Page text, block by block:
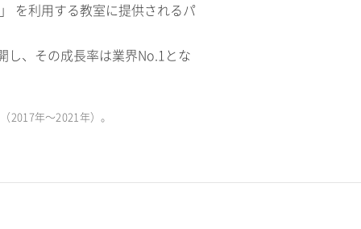
を利用する教室に提供されるパ
し、その成長率は業界No.1とな
2017年〜2021年）。